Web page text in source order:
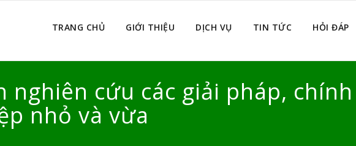
TRANG CHỦ GIỚI THIỆU DỊCH VỤ TIN TỨC HỎI ĐÁP
nghiên cứu các giải pháp,
nhỏ và vừa